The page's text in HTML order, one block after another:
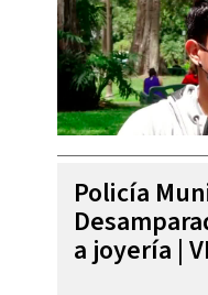
Policía
a joyería |